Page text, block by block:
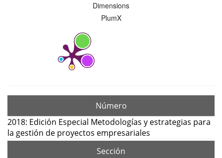
Dimensions
PlumX
Número
2018: Edición Especial Metodologías y estrategias para
la gestión de proyectos empresariales
Sección